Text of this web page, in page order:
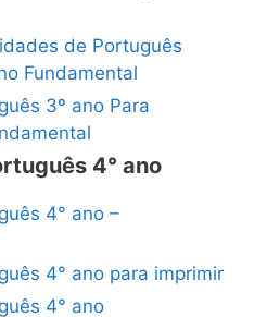
de Português
Fundamental
3º ano Para
4° ano
4° ano –
4° ano para imprimir
4° ano